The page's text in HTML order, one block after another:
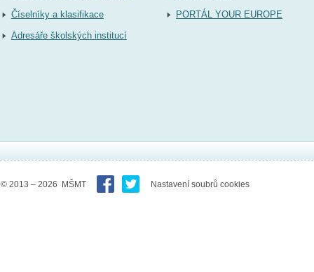
Číselníky a klasifikace
Adresáře školských institucí
PORTÁL YOUR EUROPE
© 2013 – 2026 MŠMT Nastavení soubrů cookies